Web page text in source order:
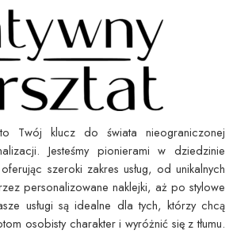
to Twój klucz do świata nieograniczonej
Jesteśmy pionierami w dziedzinie
szeroki zakres usług, od unikalnych
personalizowane naklejki, aż po stylowe
usługi są idealne dla tych, którzy chcą
osobisty charakter i wyróżnić się z tłumu.